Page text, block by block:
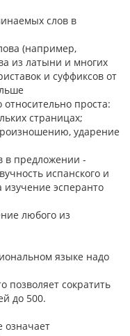
слов в
(например,
из латыни и многих
и суффиксов от
проста:
страницах;
ударение
в предложении -
испанского и
изучение эсперанто
любого из
языке надо
позволяет сократить
до 500.
означает